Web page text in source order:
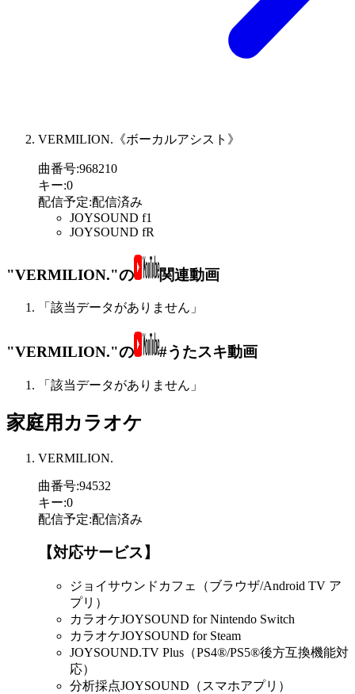
VERMILION.《ボーカルアシスト》
曲番号:968210
キー:0
配信予定:配信済み
JOYSOUND f1
JOYSOUND fR
"VERMILION."の 関連動画
「該当データがありません」
"VERMILION."の #うたスキ動画
「該当データがありません」
家庭用カラオケ
VERMILION.
曲番号:94532
キー:0
配信予定:配信済み
【対応サービス】
ジョイサウンドカフェ（ブラウザ/Android TV ア
プリ）
カラオケJOYSOUND for Nintendo Switch
カラオケJOYSOUND for Steam
JOYSOUND.TV Plus（PS4®/PS5®後方互換機能対
応）
分析採点JOYSOUND（スマホアプリ）